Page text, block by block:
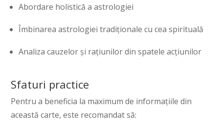
Abordare holistică a astrologiei
Îmbinarea astrologiei tradiționale cu cea spirituală
Analiza cauzelor și rațiunilor din spatele acțiunilor
Sfaturi practice
Pentru a beneficia la maximum de informațiile din
această carte, este recomandat să: